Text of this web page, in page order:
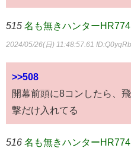
515 名も無きハンター
2024/05/26(日) 11:48:57.61
>>508
開幕前頭に8コンしたら、
撃だけ入れてる
516 名も無きハンター